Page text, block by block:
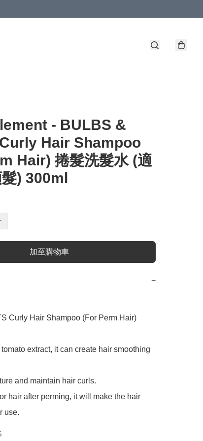
- BULBS &
Hair Shampoo
Hair) 捲髮洗髮水 (適
) 300ml
加至購物車
−
Curly Hair Shampoo (For Perm Hair)
tomato extract, it can create hair smoothing
and maintain hair curls.
hair after perming, it will make the hair
use.